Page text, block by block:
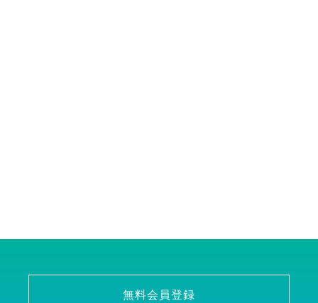
無料会員登録